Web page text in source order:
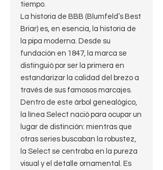
tiempo.
​La historia de BBB (Blumfeld’s Best
Briar) es, en esencia, la historia de
la pipa moderna. Desde su
fundación en 1847, la marca se
distinguió por ser la primera en
estandarizar la calidad del brezo a
través de sus famosos marcajes.
Dentro de este árbol genealógico,
la línea Select nació para ocupar un
lugar de distinción: mientras que
otras series buscaban la robustez,
la Select se centraba en la pureza
visual y el detalle ornamental. Es